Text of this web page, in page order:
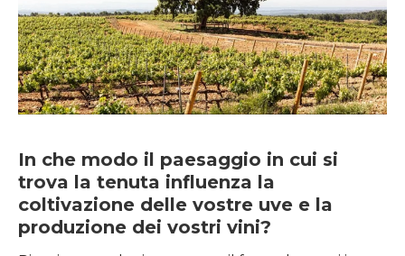
In che modo il paesaggio in cui si
trova la tenuta influenza la
coltivazione delle vostre uve e la
produzione dei vostri vini?